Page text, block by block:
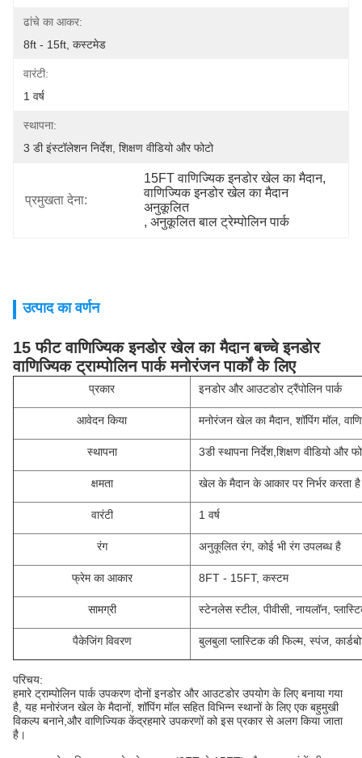
ढांचे का आकर:
8ft - 15ft, कस्टमेड
वारंटी:
1 वर्ष
स्थापना:
3 डी इंस्टॉलेशन निर्देश, शिक्षण वीडियो और फोटो
प्रमुखता देना:
15FT वाणिज्यिक इनडोर खेल का मैदान,
वाणिज्यिक इनडोर खेल का मैदान
अनुकूलित
, अनुकूलित बाल ट्रेम्पोलिन पार्क
उत्पाद का वर्णन
15 फीट वाणिज्यिक इनडोर खेल का मैदान बच्चे इनडोर
वाणिज्यिक ट्राम्पोलिन पार्क मनोरंजन पार्कों के लिए
प्रकार इनडोर और आउटडोर ट्रैंपोलिन पार्क
आवेदन किया मनोरंजन खेल का मैदान, शॉपिंग मॉल,
स्थापना 3डी स्थापना निर्देश,शिक्षण वीडियो और
क्षमता खेल के मैदान के आकार पर निर्भर करता है
वारंटी 1 वर्ष
रंग अनुकूलित रंग, कोई भी रंग उपलब्ध है
फ्रेम का आकार 8FT - 15FT, कस्टम
सामग्री स्टेनलेस स्टील, पीवीसी, नायलॉन,
पैकेजिंग विवरण बुलबुला प्लास्टिक की फिल्म, स्पंज,
परिचय:
हमारे ट्राम्पोलिन पार्क उपकरण दोनों इनडोर और आउटडोर उपयोग के लिए बनाया गया
है, यह मनोरंजन खेल के मैदानों, शॉपिंग मॉल सहित विभिन्न स्थानों के लिए एक बहुमुखी
विकल्प बनाने,और वाणिज्यिक केंद्रहमारे उपकरणों को इस प्रकार से अलग किया जाता
है।